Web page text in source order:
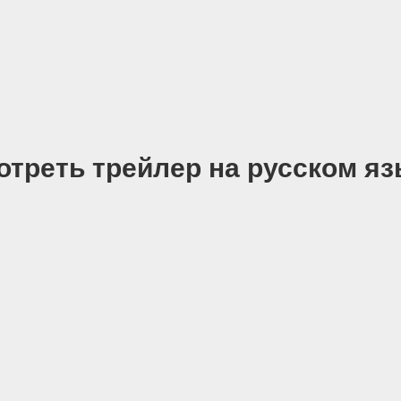
трейлер на русском